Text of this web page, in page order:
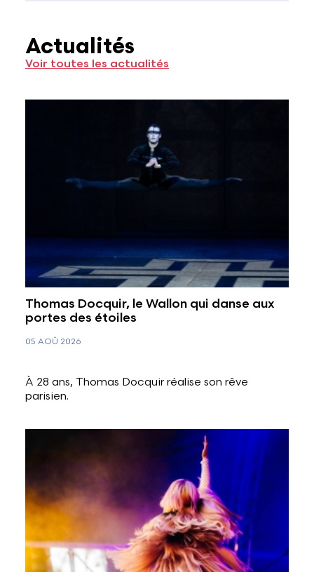
Actualités
Voir toutes les actualités
Thomas Docquir, le Wallon qui danse aux
portes des étoiles
05 AOÛ 2026
À 28 ans, Thomas Docquir réalise son rêve
parisien.